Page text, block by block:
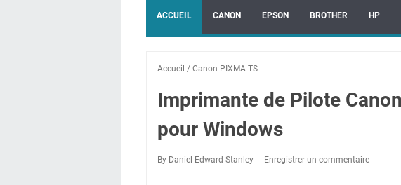
ACCUEIL CANON EPSON BROTHER HP
Accueil / Canon PIXMA TS
Imprimante de Pilote
pour Windows
By Daniel Edward Stanley Enregistrer un commentaire